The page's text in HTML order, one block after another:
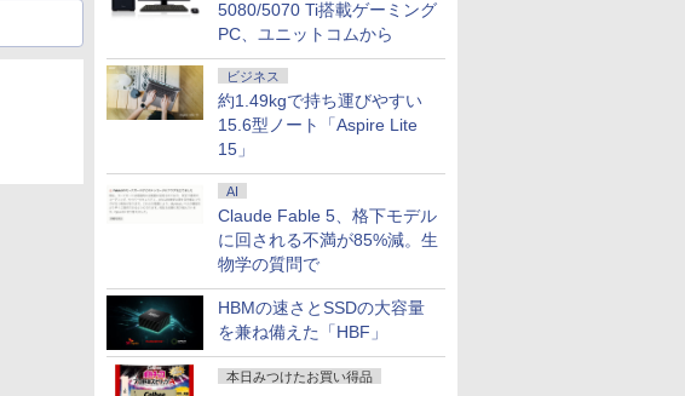
5080/5070 Ti搭載ゲーミング
PC、ユニットコムから
ビジネス
約1.49kgで持ち運びやすい
15.6型ノート「Aspire Lite
15」
AI
Claude Fable 5、格下モデル
に回される不満が85%減。生
物学の質問で
HBMの速さとSSDの大容量
を兼ね備えた「HBF」
本日みつけたお買い得品